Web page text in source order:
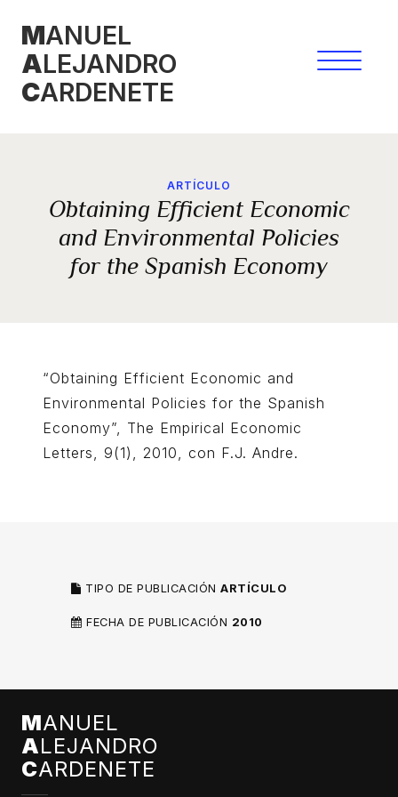
contenido
MANUEL
ALEJANDRO
CARDENETE
ARTÍCULO
Obtaining Efficient Economic
and Environmental Policies
for the Spanish Economy
“Obtaining Efficient Economic and
Environmental Policies for the Spanish
Economy”, The Empirical Economic
Letters, 9(1), 2010, con F.J. Andre.
TIPO DE PUBLICACIÓN ARTÍCULO
FECHA DE PUBLICACIÓN 2010
MANUEL
ALEJANDRO
CARDENETE